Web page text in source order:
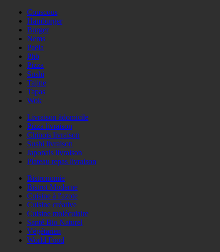
Couscous
Hamburger
Burger
Nems
Paëla
Phö
Pizza
Sushi
Tajine
Tapas
Wok
Livraison àdomicile
Pizza livraison
Chinois livraison
Sushi livraison
Japonais livraison
Plateau repas livraison
Bistronomie
Bistrot Moderne
Cuisine à l'azote
Cuisine créative
Cuisine moléculaire
Santé Bio Naturel
Végétarien
World Food